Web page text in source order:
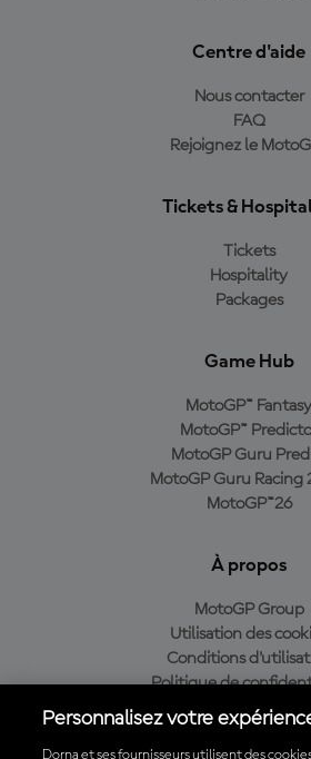
Centre d'aide
Nous contacter
FAQ
Rejoignez le
Tickets &
Tickets
Hospitality
Packages
Game Hub
MotoGP™ Fantasy
MotoGP™
MotoGP Guru
MotoGP Guru Racing
MotoGP™26
À propos
MotoGP Group
Utilisation des
Conditions
Politique de
Politique d’achat
Personnalisez votre
Dorna et ses fournisseurs utilisent des